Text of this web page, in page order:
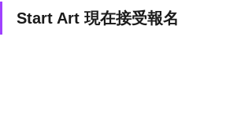
Start Art 現在接受報名